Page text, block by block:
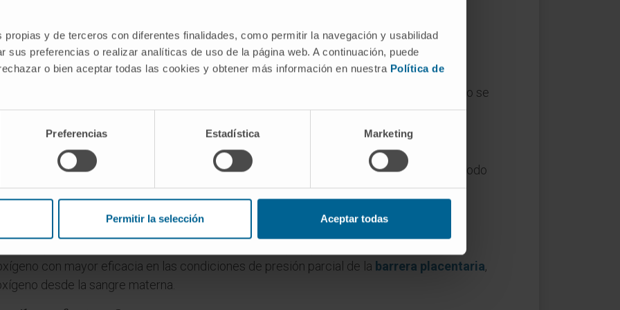
propias y de terceros con diferentes finalidades, como permitir la navegación y usabilidad
sus preferencias o realizar analíticas de uso de la página web. A continuación, puede
o bien aceptar todas las cookies y obtener más información en nuestra Política de
Preferencias Estadística Marketing
Permitir la selección Aceptar todas
«feto» al ser en desarrollo?
que coincide con la séptima semana tras la fecundación. Antes de ese momento se
durante el periodo fetal?
todos los órganos se establecen durante la fase embrionaria. Lo que ocurre en el periodo
y la diferenciación funcional de esas estructuras.
que un adulto?
(HbF), que se diferencia de la hemoglobina adulta (HbA) en la composición de sus
con mayor eficacia en las condiciones de presión parcial de la barrera placentaria,
desde la sangre materna.